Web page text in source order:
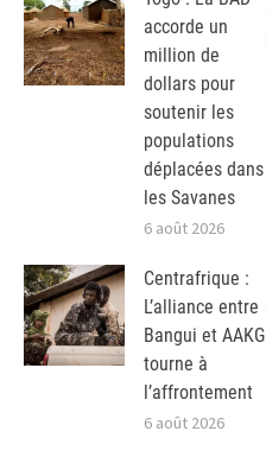
accorde un
million de
dollars pour
soutenir les
populations
déplacées dans
les Savanes
6 août 2026
Centrafrique :
L’alliance entre
Bangui et AAKG
tourne à
l’affrontement
6 août 2026